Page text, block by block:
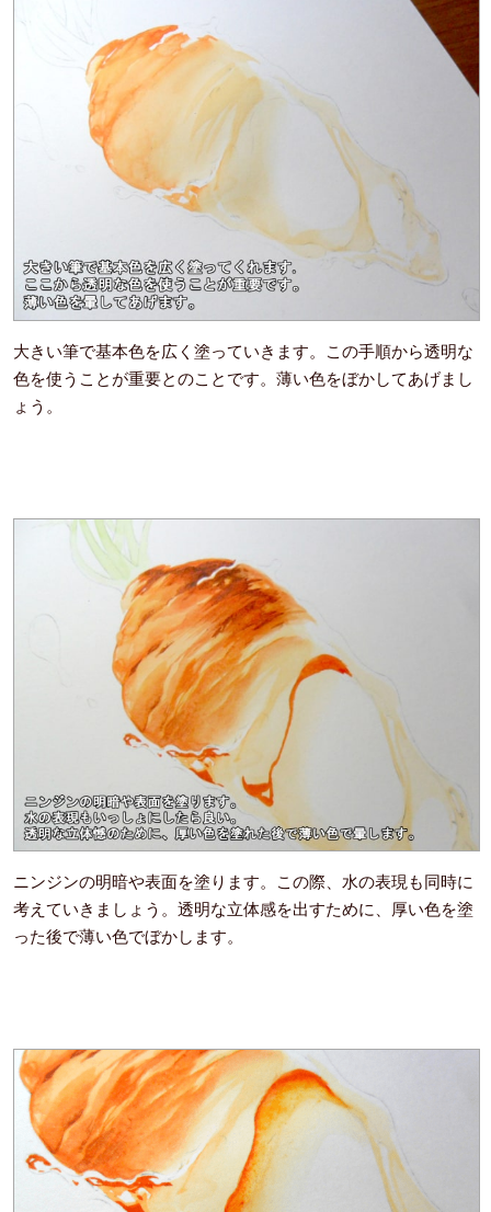
大きい筆で基本色を広く塗っていきます。この手順から透明な
色を使うことが重要とのことです。薄い色をぼかしてあげまし
ょう。
ニンジンの明暗や表面を塗ります。この際、水の表現も同時に
考えていきましょう。透明な立体感を出すために、厚い色を塗
った後で薄い色でぼかします。